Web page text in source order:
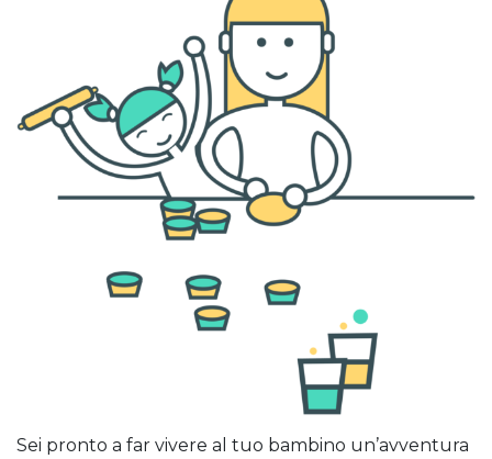
Sei pronto a far vivere al tuo bambino un’avventura